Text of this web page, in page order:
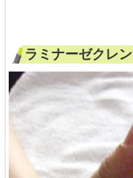
ラミナーゼクレ